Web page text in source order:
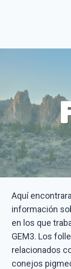
Aquí
información
en los que
GEM3. Los
relacionados
conejos